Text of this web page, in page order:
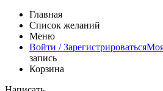
Главная
Список желаний
Меню
Войти / ЗарегистрироватьсяМоя
запись
Корзина